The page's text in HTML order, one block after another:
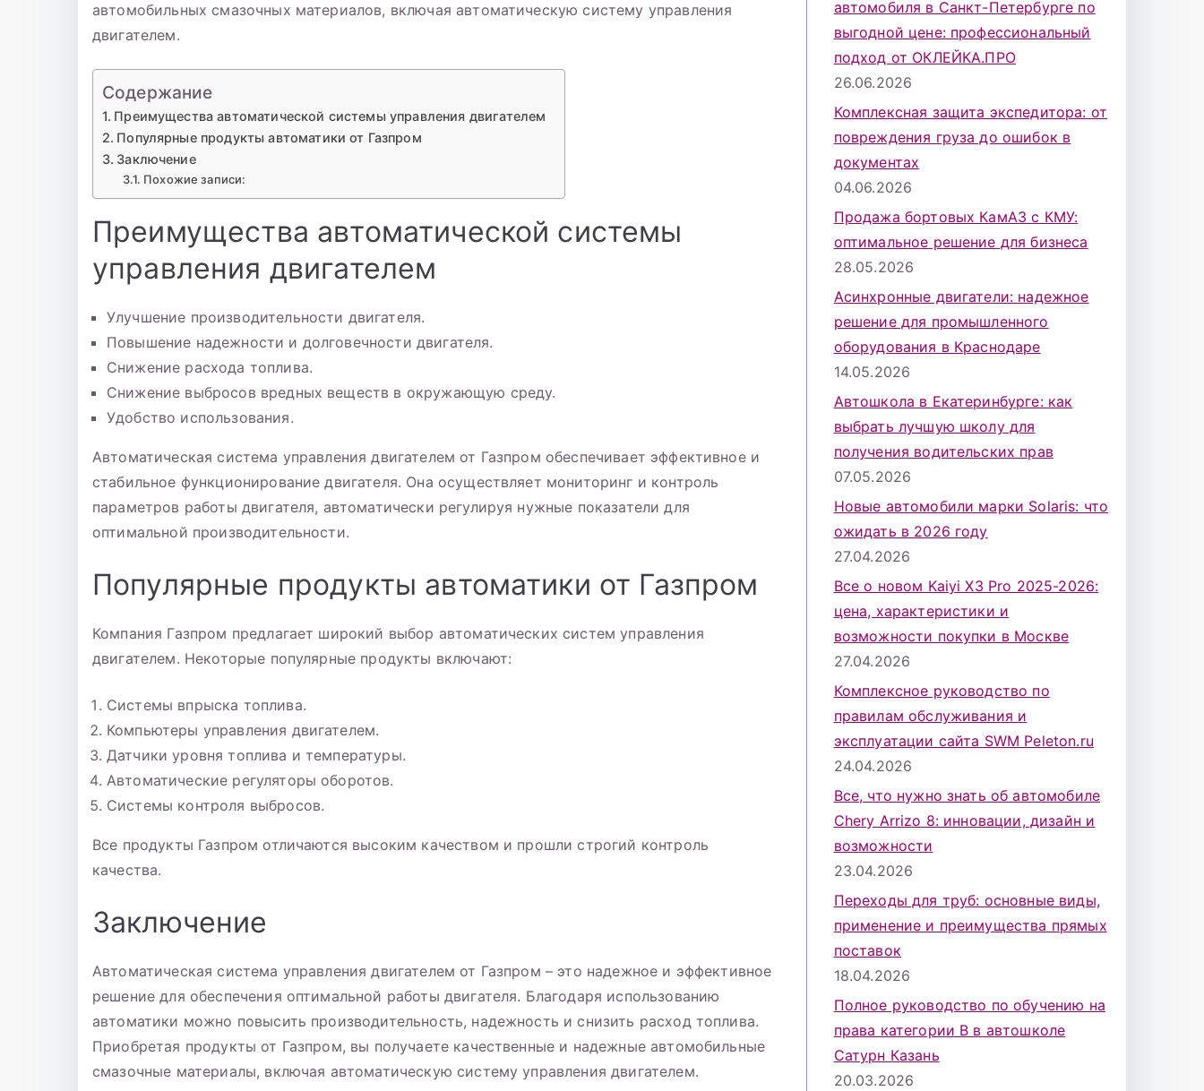
автомобильных смазочных материалов, включая автоматическую систему управления
двигателем.
Содержание
Преимущества автоматической системы управления двигателем
Популярные продукты автоматики от Газпром
Заключение
Похожие записи:
Преимущества автоматической системы
управления двигателем
Улучшение производительности двигателя.
Повышение надежности и долговечности двигателя.
Снижение расхода топлива.
Снижение выбросов вредных веществ в окружающую среду.
Удобство использования.
Автоматическая система управления двигателем от Газпром обеспечивает эффективное и
стабильное функционирование двигателя. Она осуществляет мониторинг и контроль
параметров работы двигателя, автоматически регулируя нужные показатели для
оптимальной производительности.
Популярные продукты автоматики от Газпром
Компания Газпром предлагает широкий выбор автоматических систем управления
двигателем. Некоторые популярные продукты включают:
Системы впрыска топлива.
Компьютеры управления двигателем.
Датчики уровня топлива и температуры.
Автоматические регуляторы оборотов.
Системы контроля выбросов.
Все продукты Газпром отличаются высоким качеством и прошли строгий контроль
качества.
Заключение
Автоматическая система управления двигателем от Газпром – это надежное и эффективное
решение для обеспечения оптимальной работы двигателя. Благодаря использованию
автоматики можно повысить производительность, надежность и снизить расход топлива.
Приобретая продукты от Газпром, вы получаете качественные и надежные автомобильные
смазочные материалы, включая автоматическую систему управления двигателем.
автомобиля в Санкт-Петербурге по
выгодной цене: профессиональный
подход от ОКЛЕЙКА.ПРО
26.06.2026
Комплексная защита экспедитора: от
повреждения груза до ошибок в
документах
04.06.2026
Продажа бортовых КамАЗ с КМУ:
оптимальное решение для бизнеса
28.05.2026
Асинхронные двигатели: надежное
решение для промышленного
оборудования в Краснодаре
14.05.2026
Автошкола в Екатеринбурге: как
выбрать лучшую школу для
получения водительских прав
07.05.2026
Новые автомобили марки Solaris: что
ожидать в 2026 году
27.04.2026
Все о новом Kaiyi X3 Pro 2025-2026:
цена, характеристики и
возможности покупки в Москве
27.04.2026
Комплексное руководство по
правилам обслуживания и
эксплуатации сайта SWM Peleton.ru
24.04.2026
Все, что нужно знать об автомобиле
Chery Arrizo 8: инновации, дизайн и
возможности
23.04.2026
Переходы для труб: основные виды,
применение и преимущества прямых
поставок
18.04.2026
Полное руководство по обучению на
права категории B в автошколе
Сатурн Казань
20.03.2026